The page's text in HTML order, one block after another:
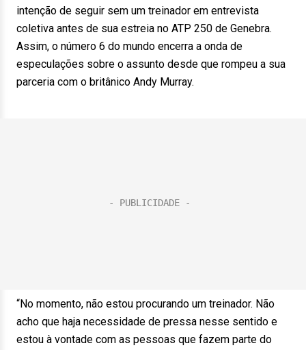
intenção de seguir sem um treinador em entrevista
coletiva antes de sua estreia no ATP 250 de Genebra.
Assim, o número 6 do mundo encerra a onda de
especulações sobre o assunto desde que rompeu a sua
parceria com o britânico Andy Murray.
“No momento, não estou procurando um treinador. Não
acho que haja necessidade de pressa nesse sentido e
estou à vontade com as pessoas que fazem parte do